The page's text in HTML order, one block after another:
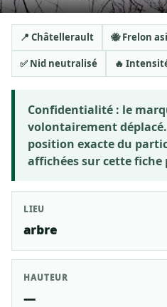
📍 Châtellerault 🐝 Frelon
✅ Nid neutralisé 🔥
Confidentialité : le
volontairement déplacé.
position exacte du
affichées sur cette fiche
LIEU
arbre
HAUTEUR
—